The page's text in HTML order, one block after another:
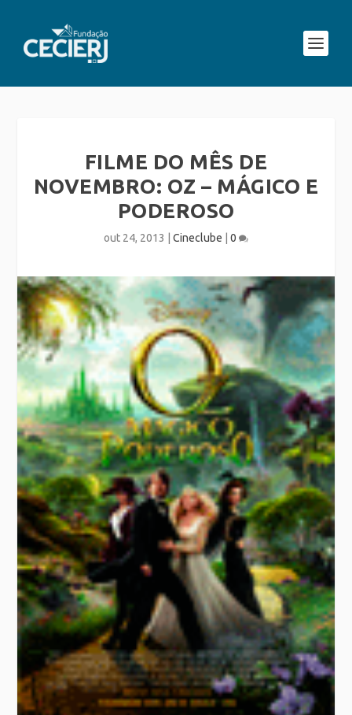
FILME DO MÊS DE
NOVEMBRO: OZ – MÁGICO E
PODEROSO
out 24, 2013 Cineclube 0